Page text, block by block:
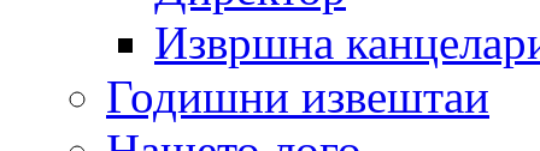
Извршна
Годишни извештаи